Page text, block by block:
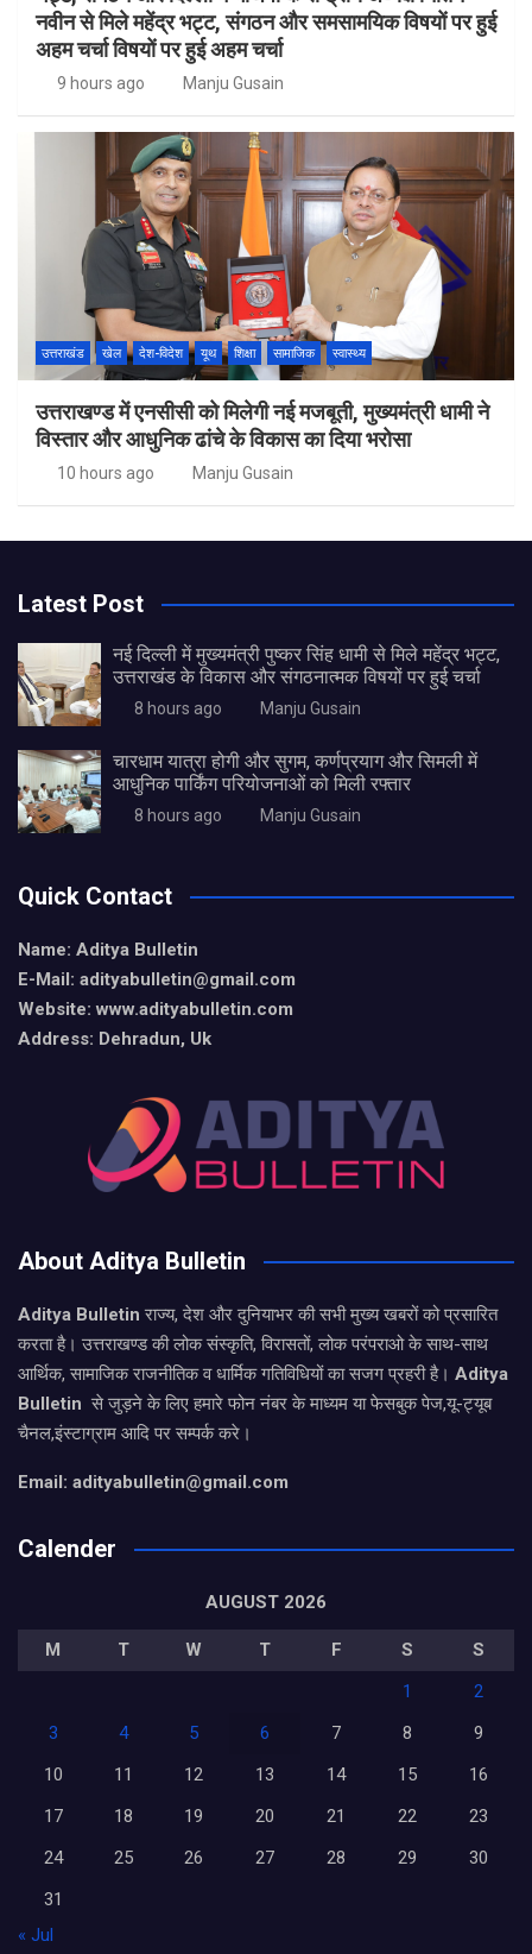
नवीन से मिले महेंद्र भट्ट, संगठन और समसामयिक विषयों पर हुई
अहम चर्चा विषयों पर हुई अहम चर्चा
9 hours ago Manju Gusain
उत्तराखंड खेल देश-विदेश यूथ शिक्षा सामाजिक स्वास्थ्य
उत्तराखण्ड में एनसीसी को मिलेगी नई मजबूती, मुख्यमंत्री धामी ने
विस्तार और आधुनिक ढांचे के विकास का दिया भरोसा
10 hours ago Manju Gusain
Latest Post
नई दिल्ली में मुख्यमंत्री पुष्कर सिंह धामी से मिले महेंद्र भट्ट,
उत्तराखंड के विकास और संगठनात्मक विषयों पर हुई चर्चा
8 hours ago Manju Gusain
चारधाम यात्रा होगी और सुगम, कर्णप्रयाग और सिमली में
आधुनिक पार्किंग परियोजनाओं को मिली रफ्तार
8 hours ago Manju Gusain
Quick Contact
Name: Aditya Bulletin
E-Mail: adityabulletin@gmail.com
Website: www.adityabulletin.com
Address: Dehradun, Uk
About Aditya Bulletin
Aditya Bulletinराज्य, देश और दुनियाभर की सभी मुख्य खबरों को प्रसारित
करता है। उत्तराखण्ड की लोक संस्कृति, विरासतों, लोक परंपराओ के साथ-साथ
आर्थिक, सामाजिक राजनीतिक व धार्मिक गतिविधियों का सजग प्रहरी है। Aditya
Bulletin से जुड़ने के लिए हमारे फोन नंबर के माध्यम या फेसबुक पेज,यू-ट्यूब
चैनल,इंस्टाग्राम आदि पर सम्पर्क करे।
Email: adityabulletin@gmail.com
Calender
AUGUST 2026
M T W T F S
S
1
2
3
4 5 6 7 8
9
10
11 12 13 14 15
16
17
18 19 20 21 22
23
24
25 26 27 28 29
30
31
« Jul